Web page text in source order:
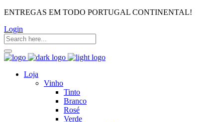
ENTREGAS EM TODO PORTUGAL CONTINENTAL!
Login
Loja
Vinho
Tinto
Branco
Rosé
Verde